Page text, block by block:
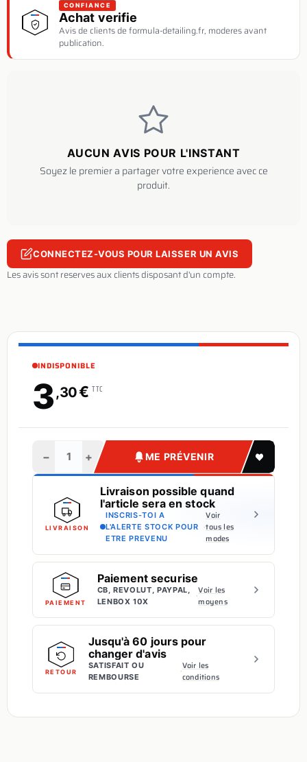
CONFIANCE
Achat verifie
Avis de clients de formula-detailing.fr, moderes avant
publication.
AUCUN AVIS POUR L'INSTANT
Soyez le premier a partager votre experience avec ce
produit.
CONNECTEZ-VOUS POUR LAISSER UN AVIS
Les avis sont reserves aux clients disposant d'un compte.
INDISPONIBLE
3 ,30€ TTC
− + ME PRÉVENIR
LIVRAISON
Livraison possible quand
l'article sera en stock
INSCRIS-TOI A
L'ALERTE STOCK POUR
ETRE PREVENU
·
Voir
tous les
modes
PAIEMENT
Paiement securise
CB, REVOLUT, PAYPAL,
LENBOX 10X
·Voir les
moyens
RETOUR
Jusqu'à 60 jours pour
changer d'avis
SATISFAIT OU
REMBOURSE
·Voir les
conditions